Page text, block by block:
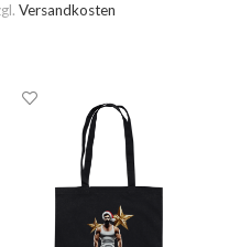
Versandkosten